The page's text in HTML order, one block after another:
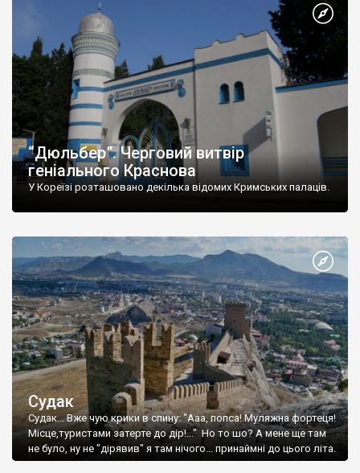
“Дюльбер”. Черговий витвір
геніального Краснова
У Кореїзі розташовано декілька відомих Кримських палаців.
Судак
Судак... Вже чую крики в спину: "Ааа, попса! Муляжна фортеця!
Місце,туристами затерте до дір!..." Но то шо? А мене ще там
не було, ну не "дірявив" я там нічого... принаймні до цього літа.